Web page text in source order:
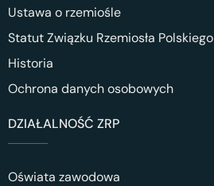
Ustawa o rzemiośle
Statut Związku Rzemiosła Polskiego
Historia
Ochrona danych osobowych
DZIAŁALNOŚĆ ZRP
Oświata zawodowa